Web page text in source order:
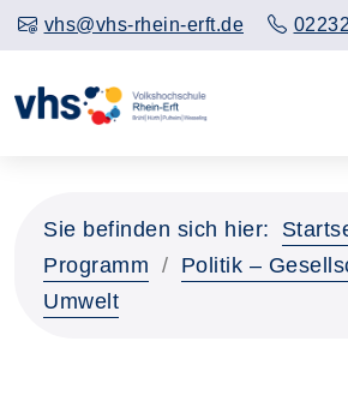
vhs@vhs-rhein-erft.de
Sie befinden sich hier:
Programm
Politik –
Umwelt